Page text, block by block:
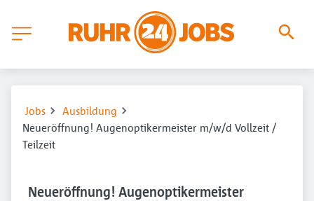
Jobs
Ausbildung
Neueröffnung! Augenoptikermeister m/w/d Vollzeit /
Teilzeit
Neueröffnung! Augenoptikermeister